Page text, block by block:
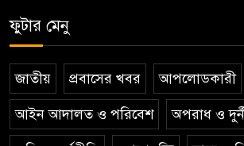
ফুটার মেনু
জাতীয় প্রবাসের খবর আপলোডকারী
আইন আদালত ও পরিবেশ অপরাধ ও